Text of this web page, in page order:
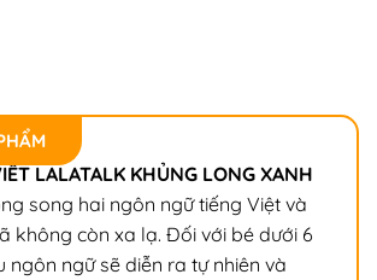
LALATALK KHỦNG LONG XANH
song hai ngôn ngữ tiếng Việt và
không còn xa lạ. Đối với bé dưới 6
ngôn ngữ sẽ diễn ra tự nhiên và